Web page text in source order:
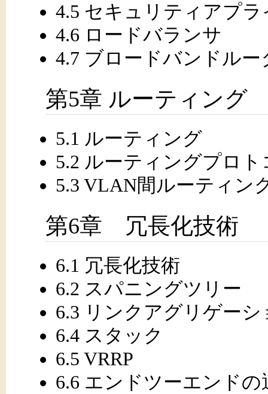
4.5 セキュリティアプ
4.6 ロードバランサ
4.7 ブロードバンドルー
第5章 ルーティング
5.1 ルーティング
5.2 ルーティングプロト
5.3 VLAN間ルーティン
第6章 冗長化技術
6.1 冗長化技術
6.2 スパニングツリー
6.3 リンクアグリゲーシ
6.4 スタック
6.5 VRRP
6.6 エンドツーエンド